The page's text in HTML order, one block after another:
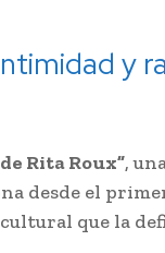
y
Rita Roux”,
desde el
que la